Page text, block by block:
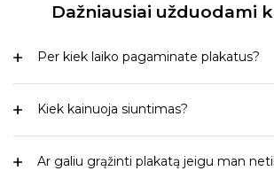
Dažniausiai užduodami
Per kiek laiko pagaminate plakatus?
Kiek kainuoja siuntimas?
Ar galiu grąžinti plakatą jeigu man